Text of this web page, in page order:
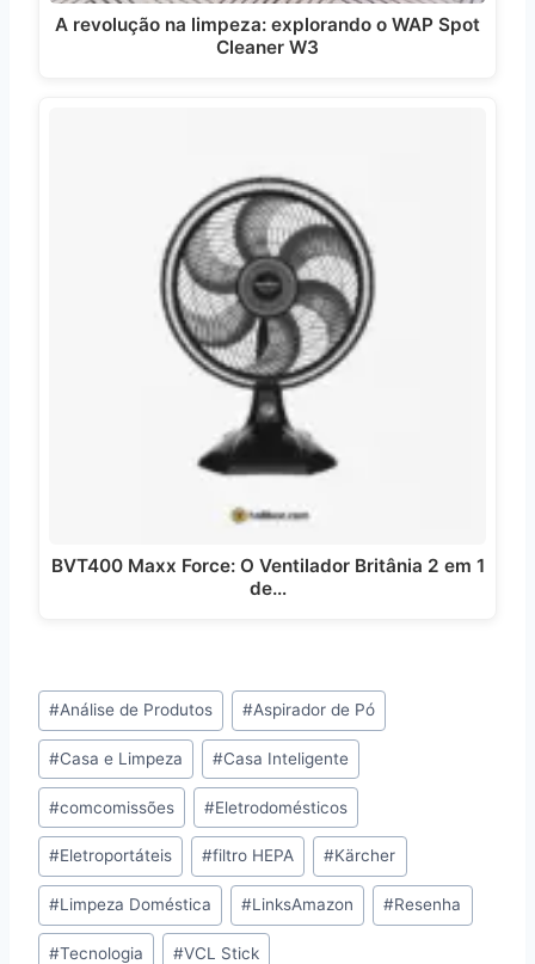
A revolução na limpeza: explorando o WAP Spot
Cleaner W3
BVT400 Maxx Force: O Ventilador Britânia 2 em 1
de…
Tags
do
Post:
#Análise de Produtos #Aspirador de Pó
#Casa e Limpeza #Casa Inteligente
#comcomissões #Eletrodomésticos
#Eletroportáteis #filtro HEPA #Kärcher
#Limpeza Doméstica #LinksAmazon #Resenha
#Tecnologia #VCL Stick